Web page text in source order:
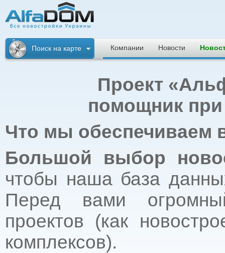
новостройки
Украины
Поиск на карте Компании Новости
Проект
помощник
Что мы обеспечиваем
Большой выбор
чтобы наша база
Перед вами
проектов (как
комплексов).